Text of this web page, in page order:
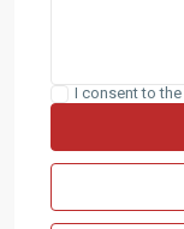
I consent to the